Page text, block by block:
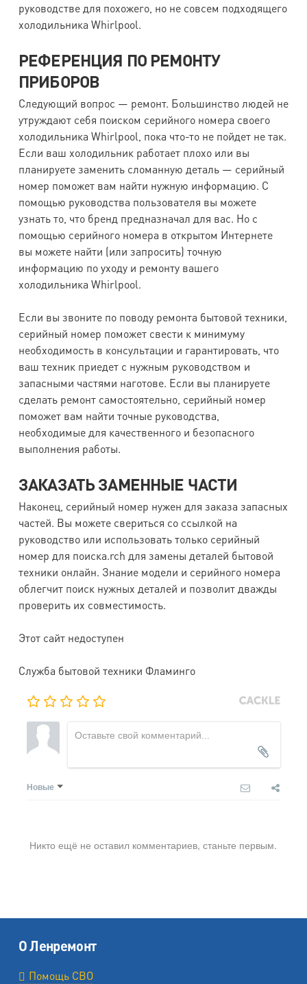
руководстве для похожего, но не совсем подходящего
холодильника Whirlpool.
РЕФЕРЕНЦИЯ ПО РЕМОНТУ
ПРИБОРОВ
Следующий вопрос — ремонт. Большинство людей не
утруждают себя поиском серийного номера своего
холодильника Whirlpool, пока что-то не пойдет не так.
Если ваш холодильник работает плохо или вы
планируете заменить сломанную деталь — серийный
номер поможет вам найти нужную информацию. С
помощью руководства пользователя вы можете
узнать то, что бренд предназначал для вас. Но с
помощью серийного номера в открытом Интернете
вы можете найти (или запросить) точную
информацию по уходу и ремонту вашего
холодильника Whirlpool.
Если вы звоните по поводу ремонта бытовой техники,
серийный номер поможет свести к минимуму
необходимость в консультации и гарантировать, что
ваш техник приедет с нужным руководством и
запасными частями наготове. Если вы планируете
сделать ремонт самостоятельно, серийный номер
поможет вам найти точные руководства,
необходимые для качественного и безопасного
выполнения работы.
ЗАКАЗАТЬ ЗАМЕННЫЕ ЧАСТИ
Наконец, серийный номер нужен для заказа запасных
частей. Вы можете свериться со ссылкой на
руководство или использовать только серийный
номер для поиска.rch для замены деталей бытовой
техники онлайн. Знание модели и серийного номера
облегчит поиск нужных деталей и позволит дважды
проверить их совместимость.
Этот сайт недоступен
Служба бытовой техники Фламинго
Новые
Никто ещё не оставил комментариев, станьте первым.
О Ленремонт
Помощь СВО